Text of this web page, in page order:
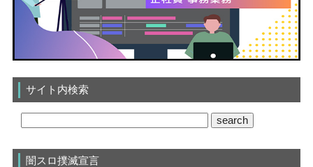
サイト内検索
闇スロ撲滅宣言